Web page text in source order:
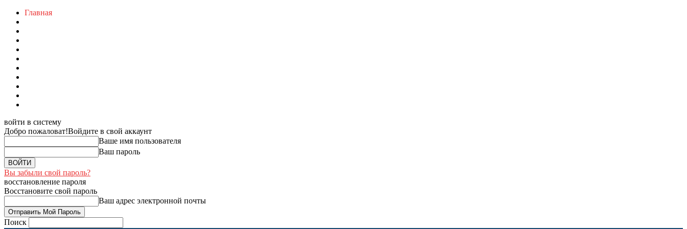
Главная
войти в систему
Добро пожаловат!Войдите в свой аккаунт
Ваше имя пользователя
Ваш пароль
Вы забыли свой пароль?
восстановление пароля
Восстановите свой пароль
Ваш адрес электронной почты
Поиск